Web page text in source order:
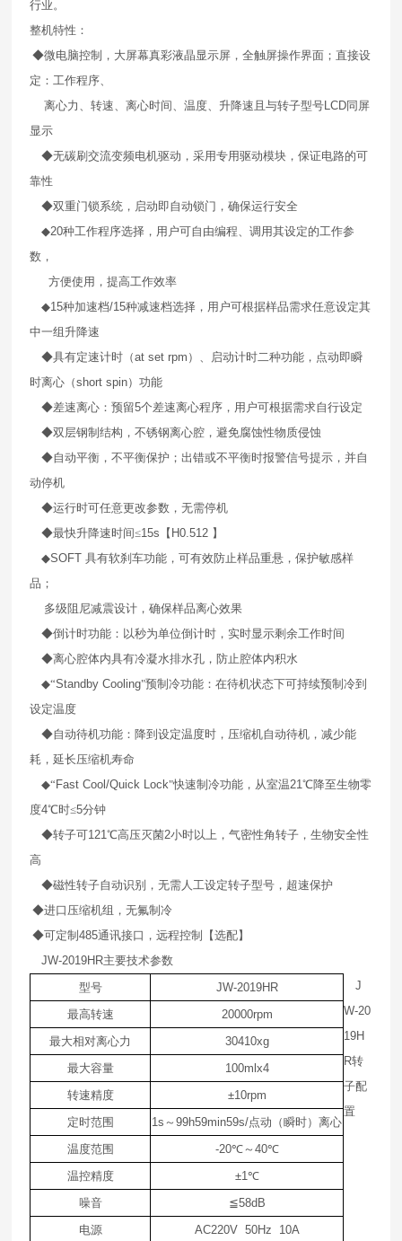
行业。
整机特性：
◆微电脑控制，大屏幕真彩液晶显示屏，全触屏操作界面；直接设
定：工作程序、
离心力、转速、离心时间、温度、升降速且与转子型号LCD同屏
显示
◆无碳刷交流变频电机驱动，采用专用驱动模块，保证电路的可
靠性
◆双重门锁系统，启动即自动锁门，确保运行安全
◆20种工作程序选择，用户可自由编程、调用其设定的工作参
数，
方便使用，提高工作效率
◆15种加速档/15种减速档选择，用户可根据样品需求任意设定其
中一组升降速
◆具有定速计时（at set rpm ）、启动计时二种功能，点动即瞬
时离心（short spin）功能
◆差速离心：预留5个差速离心程序，用户可根据需求自行设定
◆双层钢制结构，不锈钢离心腔，避免腐蚀性物质侵蚀
◆自动平衡，不平衡保护；出错或不平衡时报警信号提示，并自
动停机
◆运行时可任意更改参数，无需停机
◆最快升降速时间≤15s 【 H0.512 】
◆SOFT具有软刹车功能，可有效防止样品重悬，保护敏感样
品；
多级阻尼减震设计，确保样品离心效果
◆倒计时功能：以秒为单位倒计时，实时显示剩余工作时间
◆离心腔体内具有冷凝水排水孔，防止腔体内积水
◆“Standby Cooling"预制冷功能：在待机状态下可持续预制冷到
设定温度
◆自动待机功能：降到设定温度时，压缩机自动待机，减少能
耗，延长压缩机寿命
◆“ Fast Cool/Quick Lock"快速制冷功能，从室温21℃降至生物零
度4℃时≤5分钟
◆转子可121℃高压灭菌2小时以上，气密性角转子，生物安全性
高
◆磁性转子自动识别，无需人工设定转子型号，超速保护
◆进口压缩机组，无氟制冷
◆可定制485通讯接口，远程控制【选配】
JW-2019HR主要技术参数
型号
JW-2019HR
最高转速
20000rpm
最大相对离心力
30410xg
最大容量
100mlx4
转速精度
±10rpm
定时范围
1s ～99h59min59s/点动（瞬时）离心
温度范围
-20℃～ 40℃
温控精度
±1℃
噪音
≦58dB
电源
AC220V 50Hz 10A
J
W-20
19H
R转
子配
置